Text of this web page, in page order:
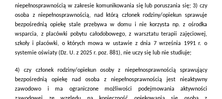
niepełnosprawnością w zakresie komunikowania się lub poruszania się; 3) czy
osoba z niepełnosprawnością, nad którą członek rodziny/opiekun sprawuje
bezpośrednią opiekę stale przebywa w domu i nie korzysta np. z ośrodka
wsparcia, z placówki pobytu całodobowego, z warsztatu terapii zajęciowej,
szkoły i placówki, o których mowa w ustawie z dnia 7 września 1991 r. o
systemie oświaty (Dz. U. z 2025 r. poz. 881), nie uczy się lub nie studiuje;
4) czy członek rodziny/opiekun osoby z niepełnosprawnością sprawujący
bezpośrednią opiekę nad osoba z niepełnosprawnością jest nieaktywny
zawodowo i ma ograniczone możliwości podejmowania aktywności